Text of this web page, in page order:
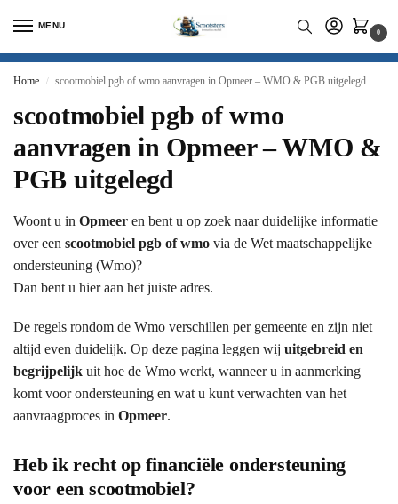
MENU
0
Home / scootmobiel pgb of wmo aanvragen in Opmeer – WMO & PGB uitgelegd
scootmobiel pgb of wmo
aanvragen in Opmeer – WMO &
PGB uitgelegd
Woont u in Opmeer en bent u op zoek naar duidelijke informatie
over een scootmobiel pgb of wmo via de Wet maatschappelijke
ondersteuning (Wmo)?
Dan bent u hier aan het juiste adres.
De regels rondom de Wmo verschillen per gemeente en zijn niet
altijd even duidelijk. Op deze pagina leggen wij uitgebreid en
begrijpelijk uit hoe de Wmo werkt, wanneer u in aanmerking
komt voor ondersteuning en wat u kunt verwachten van het
aanvraagproces in Opmeer.
Heb ik recht op financiële ondersteuning
voor een scootmobiel?